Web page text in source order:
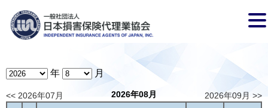
年 月
<< 2026年07月 2026年09月 >>
2026年08月